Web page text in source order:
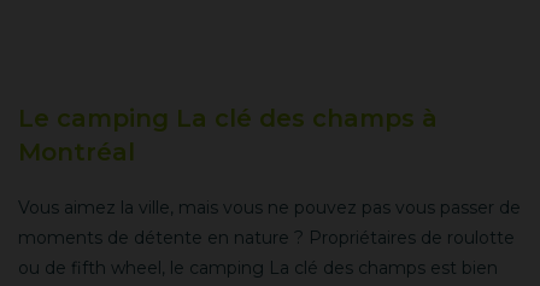
Le camping La clé des champs à
Montréal
Vous aimez la ville, mais vous ne pouvez pas vous passer de
moments de détente en nature ? Propriétaires de roulotte
ou de fifth wheel, le camping La clé des champs est bien